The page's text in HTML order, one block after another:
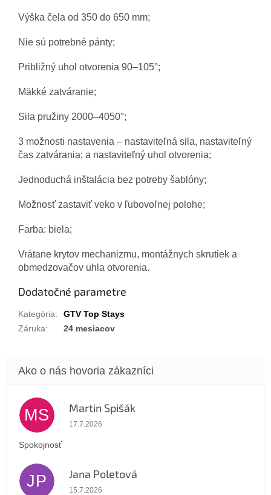
Výška čela od 350 do 650 mm;
Nie sú potrebné pánty;
Približný uhol otvorenia 90–105°;
Mäkké zatváranie;
Sila pružiny 2000–4050°;
3 možnosti nastavenia – nastaviteľná sila, nastaviteľný
čas zatvárania; a nastaviteľný uhol otvorenia;
Jednoduchá inštalácia bez potreby šablóny;
Možnosť zastaviť veko v ľubovoľnej polohe;
Farba: biela;
Vrátane krytov mechanizmu, montážnych skrutiek a
obmedzovačov uhla otvorenia.
Dodatočné parametre
Kategória:
GTV Top Stays
Záruka: 24 mesiacov
MS Martin Spišák
Hodnotenie obchodu je 5 z 5 hviezdičiek.
17.7.2026
Spokojnosť
JP Jana Poletová
Hodnotenie obchodu je 5 z 5 hviezdičiek.
15.7.2026